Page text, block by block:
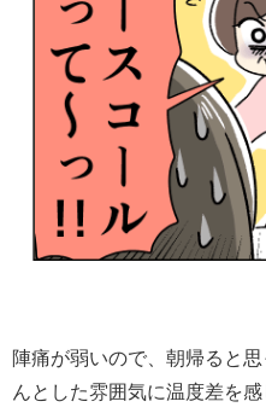
陣痛が弱いので、朝帰ると
んとした雰囲気に温度差を